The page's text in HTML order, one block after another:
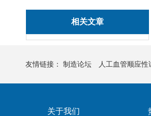
相关文章
友情链接： 制造论坛 人工血管顺应性
关于我们